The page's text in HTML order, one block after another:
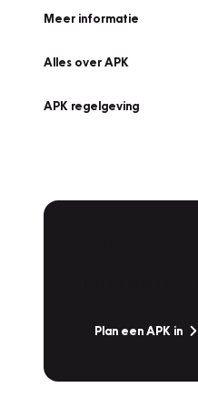
Meer informatie
Alles over APK
APK regelgeving
Plan een APK in